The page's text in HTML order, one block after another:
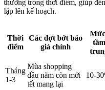
thường trong thời điểm, giúp
lập lên kế hoạch.
Thời
điểm
Các đợt bớt báo
giá chính
Tháng
1-3
Mùa shopping
đầu năm còn mới
tết mang lại
10-